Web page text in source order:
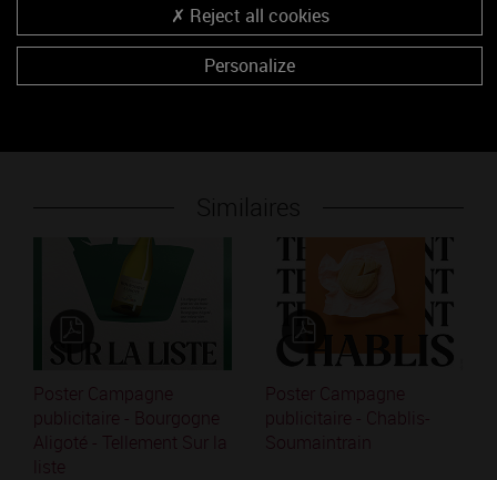
cycle végétatif vigne
Télécharger
Similaires
Poster Campagne
publicitaire - Bourgogne
Aligoté - Tellement Sur la
liste
Poster Campagne
publicitaire - Chablis-
Soumaintrain
Reject all cookies
Personalize